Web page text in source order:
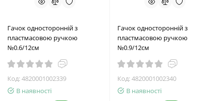
Гачок односторонній з
пластмасовою ручкою
№0.6/12см
Код:4820001002339
В наявності
Гачок односторонній з
пластмасовою ручкою
№0.9/12см
Код:4820001002340
В наявності